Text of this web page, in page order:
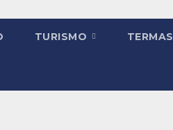
TURISMO TERMAS